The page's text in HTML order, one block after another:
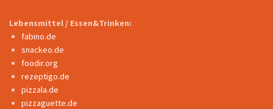
Lebensmittel / Essen&Trinken:
fabino.de
snackeo.de
foodir.org
rezeptigo.de
pizzala.de
pizzaguette.de